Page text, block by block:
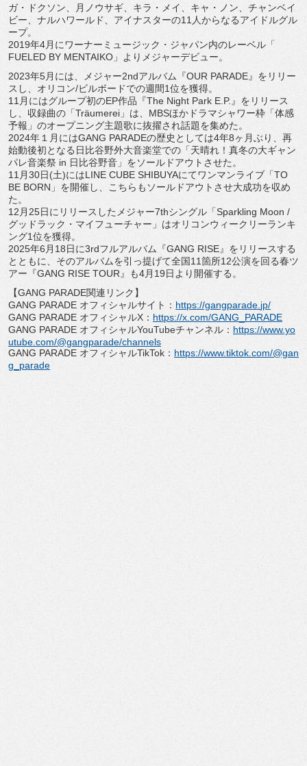
ガ・ドクソン、月ノウサギ、キラ・メイ、キャ・ノン、 チャンベイ
ビー、ナルハワールド、 アイナスターの11人からなるアイドルグル
ープ。
2019年4月にワーナーミュージック・ジャパン内のレーベル「
FUELED BY MENTAIKO」よりメジャーデビュー。
2023年5月には、メジャー2ndアルバム『OUR PARADE』をリリー
スし、オリコン/ビルボードでの週間1位を獲得。
11月にはグループ初のEP作品『The Night Park E.P.』をリリース
し、収録曲の「Träumerei」は、 MBSほかドラマシャワー枠「体感
予報」 のオープニング主題歌に抜擢され話題を集めた。
2024年１月にはGANG PARADEの歴史としては4年8ヶ月ぶり、 再
始動後初となる日比谷野外大音楽堂での「天晴れ！ 真冬の大ギャン
パレ音楽祭 in 日比谷野音」をソールドアウトさせた。
11月30日(土)にはLINE CUBE SHIBUYAにてワンマンライブ「TO
BE BORN」を開催し、
こちらもソールドアウトさせ大成功を収め
た。
12月25日にリリースしたメジャー7thシングル「Sparkling Moon /
グッドラック・マイフューチャー」 はオリコンウィークリーランキ
ング1位を獲得。
2025年6月18日に3rdフルアルバム『GANG RISE』をリリースする
とともに、 そのアルバムを引っ提げて全国11箇所12公演を回る春ツ
アー『GANG RISE TOUR』も4月19日より開催する。
【GANG PARADE関連リンク】
GANG PARADE オフィシャルサイト： https://gangparade. jp/
GANG PARADE オフィシャルX： https://x.com/GANG_ PARADE
GANG PARADE オフィシャルYouTubeチャンネル： https://www.yo
utube.com/@gangparade/channels
GANG PARADE オフィシャルTikTok： https://www.tiktok.com/@gan
g_parade